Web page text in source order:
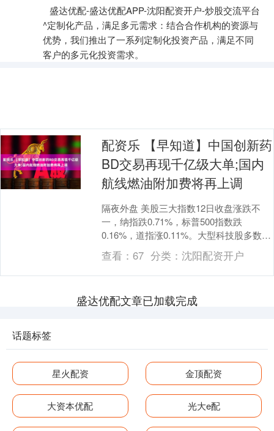
盛达优配-盛达优配APP-沈阳配资开户-炒股交流平台
^定制化产品，满足多元需求：结合合作机构的资源与
优势，我们推出了一系列定制化投资产品，满足不同
客户的多元化投资需求。
配资乐 【早知道】中国创新药
BD交易再现千亿级大单;国内
航线燃油附加费将再上调
隔夜外盘 美股三大指数12日收盘涨跌不
一，纳指跌0.71%，标普500指数跌
0.16%，道指涨0.11%。大型科技股多数下
跌，微软、亚马逊跌超1%，特斯拉跌超
2....
查看：67 分类： 沈阳配资开户
盛达优配文章已加载完成
话题标签
星火配资 金顶配资
大资本优配 光大e配